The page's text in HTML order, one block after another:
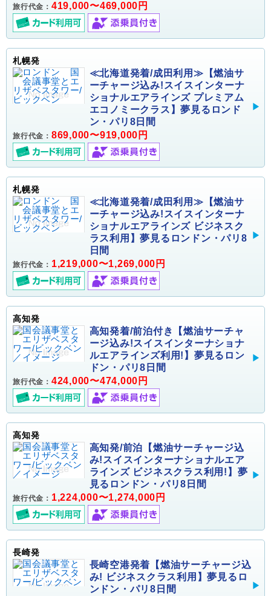
旅行代金： 419,000〜469,000円
札幌発
≪北海道発着/成田利用≫【燃油サ
ーチャージ込み!スイスインターナ
ショナルエアラインズ プレミアム
エコノミークラス】夢見るロンド
ン・パリ8日間
旅行代金： 869,000〜919,000円
札幌発
≪北海道発着/成田利用≫【燃油サ
ーチャージ込み!スイスインターナ
ショナルエアラインズ ビジネスク
ラス利用】夢見るロンドン・パリ8
日間
旅行代金： 1,219,000〜1,269,000円
高知発
高知発着/前泊付き【燃油サーチャ
ージ込み!スイスインターナショナ
ルエアラインズ利用!】夢見るロン
ドン・パリ8日間
旅行代金： 424,000〜474,000円
高知発
高知発/前泊【燃油サーチャージ込
み!スイスインターナショナルエア
ラインズ ビジネスクラス利用!】夢
見るロンドン・パリ8日間
旅行代金： 1,224,000〜1,274,000円
長崎発
長崎空港発着【燃油サーチャージ込
み! ビジネスクラス利用】夢見るロ
ンドン・パリ8日間